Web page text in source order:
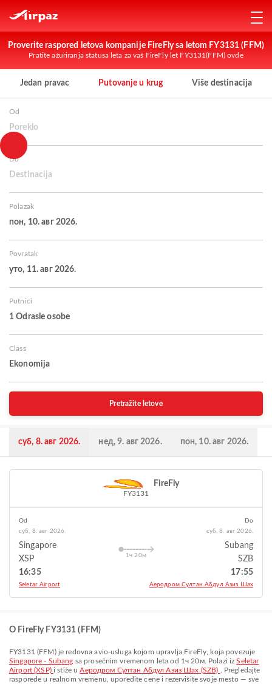
Proverite raspored letova kompanije FireFly sa letom FY3131 (FFM)
Pratite ažuriranja statusa leta za vaš FireFly let FY3131(FFM) ovde
Jedan pravac Putovanje u krug Više destinacija
Od
Poreklo
Do
Destinacija
Polazak
пон, 10. авг 2026.
Povratak
уто, 11. авг 2026.
Putnici
1 Odrasle osobe
Class
Ekonomija
Pretražite letove
суб, 8. авг 2026. нед, 9. авг 2026. пон, 10. авг 2026.
FireFly
FY3131
Od
суб, 8. авг 2026.
Singapore
XSP
16:35
Seletar Airport
1ч 20м
Do
суб, 8. авг 2026.
Subang
SZB
17:55
Aеродром Султан Абдул Азиз Шах
O FireFly FY3131 (FFM)
FY3131 (FFM) je redovna avio-usluga kojom upravlja FireFly , koja povezuje
Singapore - Subang sa prosečnim vremenom leta od 1ч 20м. Polazi izSeletar
Airport (XSP) i stiže uAеродром Султан Абдул Азиз Шах (SZB)
. Pregledajte
rasporede u realnom vremenu, uporedite cene i rezervišite svoje mesto — sve